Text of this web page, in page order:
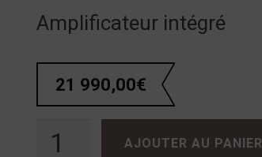
Amplificateur intégré
21 990,00€
AJOUTER AU PANIER